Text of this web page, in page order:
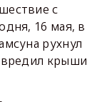
с
16 мая, в
рухнул
крыши